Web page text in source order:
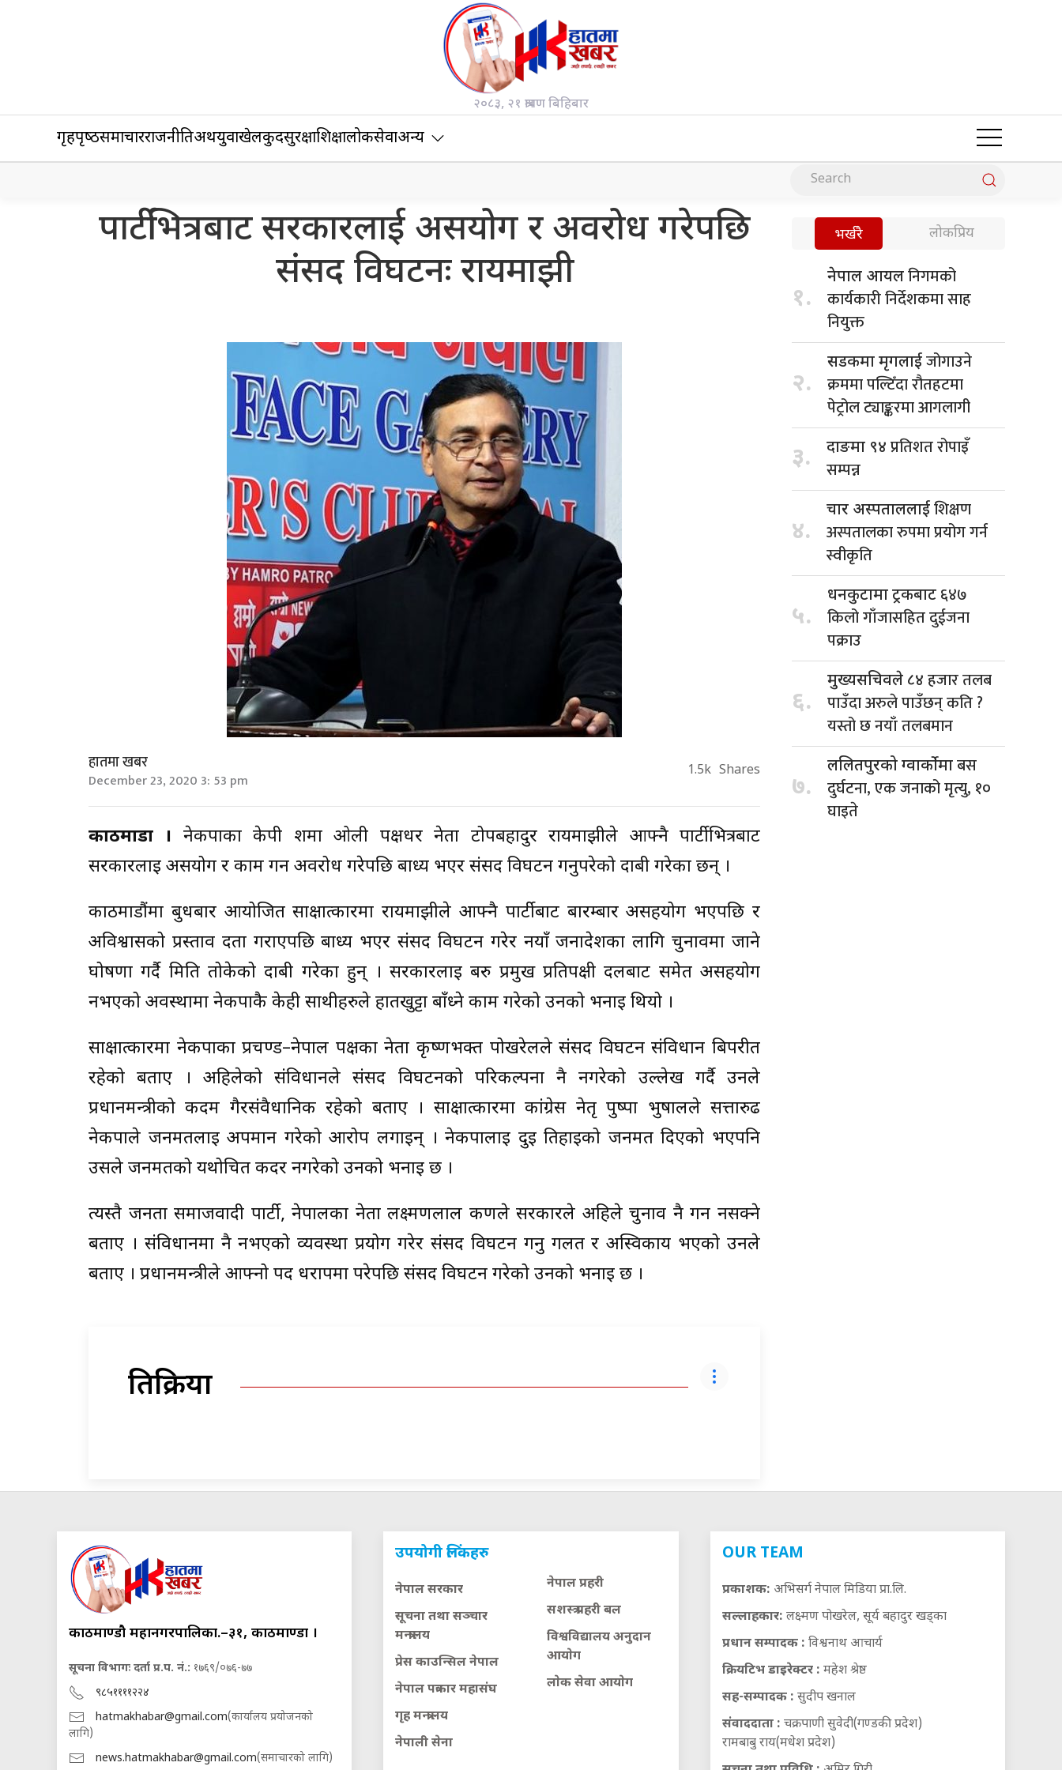
२०८३, २१ श्रावण बिहिबार
गृहपृष्‍ठसमाचारराजनीतिअर्थयुवाखेलकुदसुरक्षाशिक्षालोकसेवाअन्य
पार्टीभित्रबाट सरकारलाई असयोग र अवरोध गरेपछि
संसद विघटनः रायमाझी
हातमा खबर
December 23, 2020 3: 53 pm 1.5k Shares
काठमाडौं । नेकपाका केपी शर्मा ओली पक्षधर नेता टोपबहादुर रायमाझीले आफ्नै पार्टीभित्रबाट
सरकारलाई असयोग र काम गर्न अवरोध गरेपछि बाध्य भएर संसद विघटन गर्नुपरेको दाबी गरेका छन् ।
काठमाडौंमा बुधबार आयोजित साक्षात्कारमा रायमाझीले आफ्नै पार्टीबाट बारम्बार असहयोग भएपछि र
अविश्वासको प्रस्ताव दर्ता गराएपछि बाध्य भएर संसद विघटन गरेर नयाँ जनादेशका लागि चुनावमा जाने
घोषणा गर्दै मिति तोकेको दाबी गरेका हुन् । सरकारलाई बरु प्रमुख प्रतिपक्षी दलबाट समेत असहयोग
नभएको अवस्थामा नेकपाकै केही साथीहरुले हातखुट्टा बाँध्ने काम गरेको उनको भनाई थियो ।
साक्षात्कारमा नेकपाका प्रचण्ड–नेपाल पक्षका नेता कृष्णभक्त पोखरेलले संसद विघटन संविधान बिपरीत
रहेको बताए । अहिलेको संविधानले संसद विघटनको परिकल्पना नै नगरेको उल्लेख गर्दै उनले
प्रधानमन्त्रीको कदम गैरसंवैधानिक रहेको बताए । साक्षात्कारमा कांग्रेस नेतृ पुष्पा भुषालले सत्तारुढ
नेकपाले जनमतलाई अपमान गरेको आरोप लगाइन् । नेकपालाई दुई तिहाईको जनमत दिएको भएपनि
उसले जनमतको यथोचित कदर नगरेको उनको भनाइ छ ।
त्यस्तै जनता समाजवादी पार्टी, नेपालका नेता लक्ष्मणलाल कर्णले सरकारले अहिले चुनाव नै गर्न नसक्ने
बताए । संविधानमा नै नभएको व्यवस्था प्रयोग गरेर संसद विघटन गर्नु गलत र अस्विकार्य भएको उनले
बताए । प्रधानमन्त्रीले आफ्नो पद धरापमा परेपछि संसद विघटन गरेको उनको भनाई छ ।
प्रतिक्रिया
भर्खरै लोकप्रिय
१.
नेपाल आयलनिगमको
कार्यकारी निर्देशकमा साह
नियुक्त
२.
सडकमा मृगलाईजोगाउने
क्रममा पल्टिँदा रौतहटमा
पेट्रोल ट्याङ्करमा आगलागी
३. दाङमा ९४ प्रतिशत रोपाइँ
सम्पन्न
४.
चार अस्पताललाईशिक्षण
अस्पतालका रुपमा प्रयोग गर्न
स्वीकृति
५.
धनकुटामा ट्रकबाट ६४७
किलो गाँजासहित दुईजना
पक्राउ
६.
मुख्यसचिवले ८४ हजार तलब
पाउँदा अरुले पाउँछन् कति ?
यस्तो छ नयाँ तलबमान
७.
ललितपुरको ग्वार्कोमाबस
दुर्घटना, एक जनाको मृत्यु, १०
घाइते
काठमाण्डौ महानगरपालिका.–३१, काठमाण्डौं ।
सूचना विभागः दर्ता प्र.प. नं.: १७६९/०७६-७७
९८५११११२२४
hatmakhabar@gmail.com(कार्यालय प्रयोजनको
लागि)
news.hatmakhabar@gmail.com(समाचारको लागि)
उपयोगी लिंकहरु
नेपाल सरकार
सूचना तथा सञ्चार
मन्त्रालय
प्रेस काउन्सिल नेपाल
नेपाल पत्रकार महासंघ
गृह मन्त्रालय
नेपाली सेना
नेपाल प्रहरी
सशस्त्र प्रहरी बल
विश्वविद्यालय अनुदान
आयाेग
लाेक सेवा आयाेग
OUR TEAM
प्रकाशक: अभिसर्ग नेपाल मिडिया प्रा.लि.
सल्लाहकार: लक्ष्मण पोखरेल, सूर्य बहादुर खड्का
प्रधान सम्पादक : विश्वनाथ आचार्य
क्रियटिभ डाइरेक्टर : महेश श्रेष्ठ
सह-सम्पादक : सुदीप खनाल
संवाददाता : चक्रपाणी सुवेदी(गण्डकी प्रदेश)
रामबाबु राय(मधेश प्रदेश)